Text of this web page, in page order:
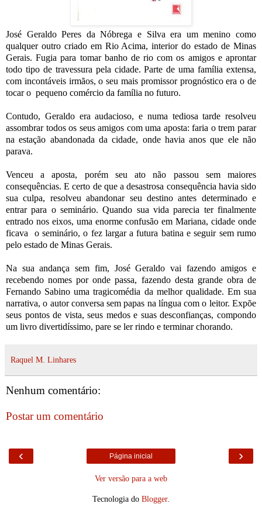
José Geraldo Peres da Nóbrega e Silva era um menino como
qualquer outro criado em Rio Acima, interior do estado de Minas
Gerais. Fugia para tomar banho de rio com os amigos e aprontar
todo tipo de travessura pela cidade. Parte de uma família extensa,
com incontáveis irmãos, o seu mais promissor prognóstico era o de
tocar o pequeno comércio da família no futuro.
Contudo, Geraldo era audacioso, e numa tediosa tarde resolveu
assombrar todos os seus amigos com uma aposta: faria o trem parar
na estação abandonada da cidade, onde havia anos que ele não
parava.
Venceu a aposta, porém seu ato não passou sem maiores
consequências. E certo de que a desastrosa consequência havia sido
sua culpa, resolveu abandonar seu destino antes determinado e
entrar para o seminário. Quando sua vida parecia ter finalmente
entrado nos eixos, uma enorme confusão em Mariana, cidade onde
ficava o seminário, o fez largar a futura batina e seguir sem rumo
pelo estado de Minas Gerais.
Na sua andança sem fim, José Geraldo vai fazendo amigos e
recebendo nomes por onde passa, fazendo desta grande obra de
Fernando Sabino uma tragicomédia da melhor qualidade. Em sua
narrativa, o autor conversa sem papas na língua com o leitor. Expõe
seus pontos de vista, seus medos e suas desconfianças, compondo
um livro divertidíssimo, pare se ler rindo e terminar chorando.
Raquel M. Linhares
Nenhum comentário:
Postar um comentário
‹ ›
Página inicial
Ver versão para a web
Tecnologia do Blogger.